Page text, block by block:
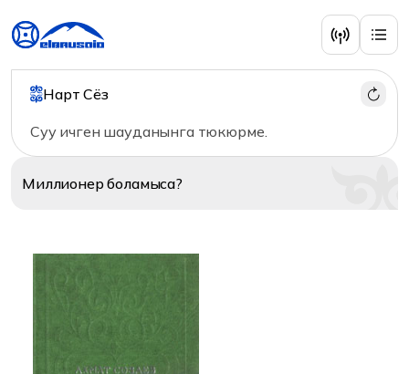
Нарт Сёз
Суу ичген шауданынга тюкюрме.
Миллионерболамыса?
Литература